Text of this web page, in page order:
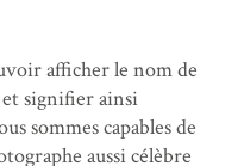
afficher le nom de
et signifier ainsi
sommes capables de
aussi célèbre